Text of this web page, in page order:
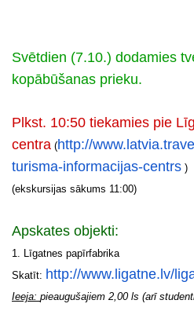
Svētdien (7.10.) dodamies
kopābūšanas prieku.
Plkst. 10:50 tiekamies pie
centra (http://
turisma-informacijas-centrs )
(ekskursijas sākums 11:00)
Apskates objekti:
1. Līgatnes papīrfabrika
Skatīt: http://www.ligatne.lv/
Ieeja: pieaugušajiem 2,00 ls (arī